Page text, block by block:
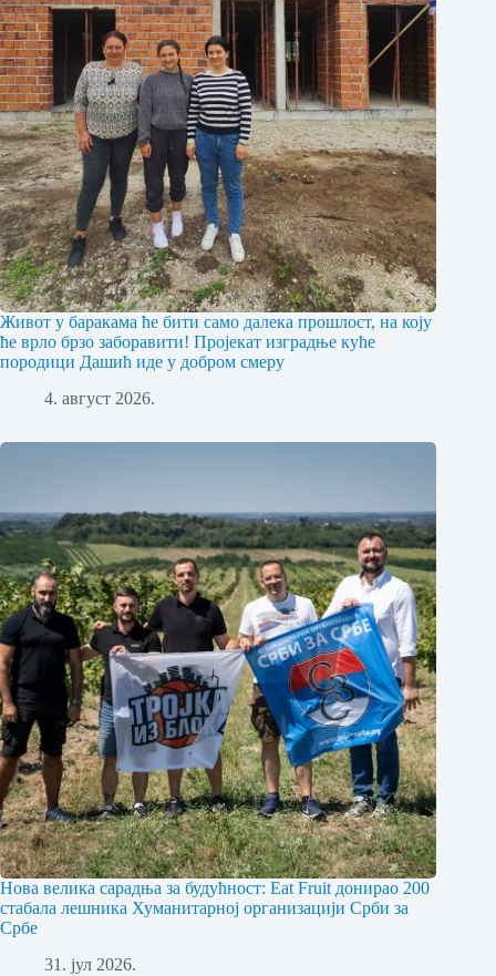
Живот у баракама ће бити само далека прошлост, на коју
ће врло брзо заборавити! Пројекат изградње куће
породици Дашић иде у добром смеру
4. август 2026.
Нова велика сарадња за будућност: Eat Fruit донирао 200
стабала лешника Хуманитарној организацији Срби за
Србе
31. јул 2026.